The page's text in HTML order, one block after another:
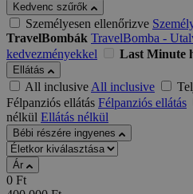
Kedvenc szűrők
Személyesen ellenőrizve
TravelBombák TravelBomba -
kedvezményekkel
Last Minute
Ellátás
All inclusiveAll inclusive
Félpanziós ellátás Félpanziós ellátás
nélkül Ellátás nélkül
Bébi részére ingyenes
Ár
0 Ft